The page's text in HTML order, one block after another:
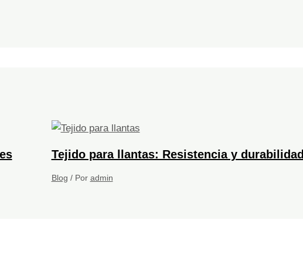
Tejido para llantas: Resistencia y durabilidad
Blog / Por admin